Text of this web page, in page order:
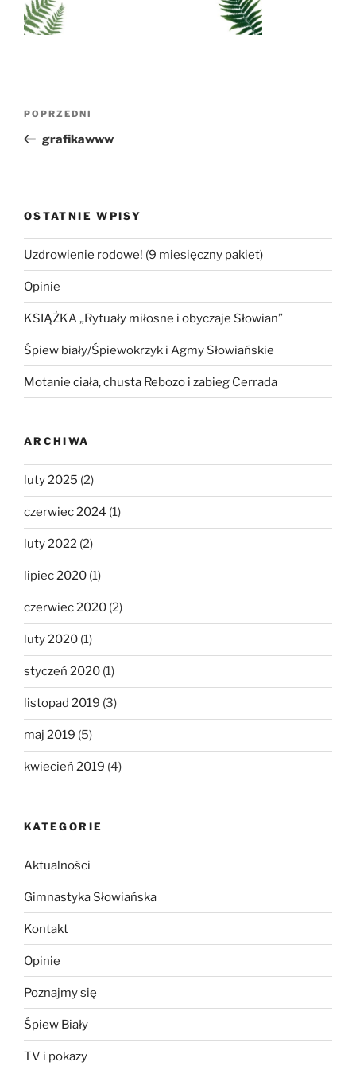
Poprzedni
wpis
POPRZEDNI
grafikawww
OSTATNIE WPISY
Uzdrowienie rodowe! (9 miesięczny pakiet)
Opinie
KSIĄŻKA „Rytuały miłosne i obyczaje Słowian”
Śpiew biały/Śpiewokrzyk i Agmy Słowiańskie
Motanie ciała, chusta Rebozo i zabieg Cerrada
ARCHIWA
luty 2025 (2)
czerwiec 2024 (1)
luty 2022 (2)
lipiec 2020 (1)
czerwiec 2020 (2)
luty 2020 (1)
styczeń 2020 (1)
listopad 2019 (3)
maj 2019 (5)
kwiecień 2019 (4)
KATEGORIE
Aktualności
Gimnastyka Słowiańska
Kontakt
Opinie
Poznajmy się
Śpiew Biały
TV i pokazy